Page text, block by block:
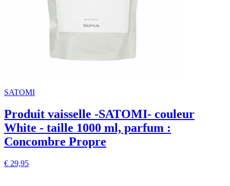
SATOMI
Produit vaisselle -SATOMI- couleur
White - taille 1000 ml, parfum :
Concombre Propre
€ 29,95